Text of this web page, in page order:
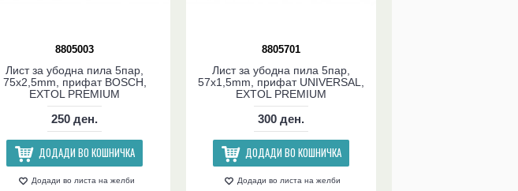
8805003
Лист за убодна пила 5пар,
75x2,5mm, прифат BOSCH,
EXTOL PREMIUM
250 ден.
ДОДАДИ ВО КОШНИЧКА
Додади во листа на желби
8805701
Лист за убодна пила 5пар,
57x1,5mm, прифат UNIVERSAL,
EXTOL PREMIUM
300 ден.
ДОДАДИ ВО КОШНИЧКА
Додади во листа на желби